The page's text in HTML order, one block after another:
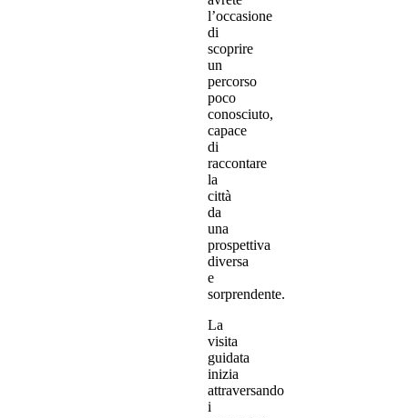
l’occasione
di
scoprire
un
percorso
poco
conosciuto,
capace
di
raccontare
la
città
da
una
prospettiva
diversa
e
sorprendente.
La
visita
guidata
inizia
attraversando
i